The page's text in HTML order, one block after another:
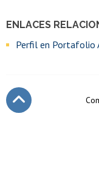
ENLACES
Perfil en Portafolio